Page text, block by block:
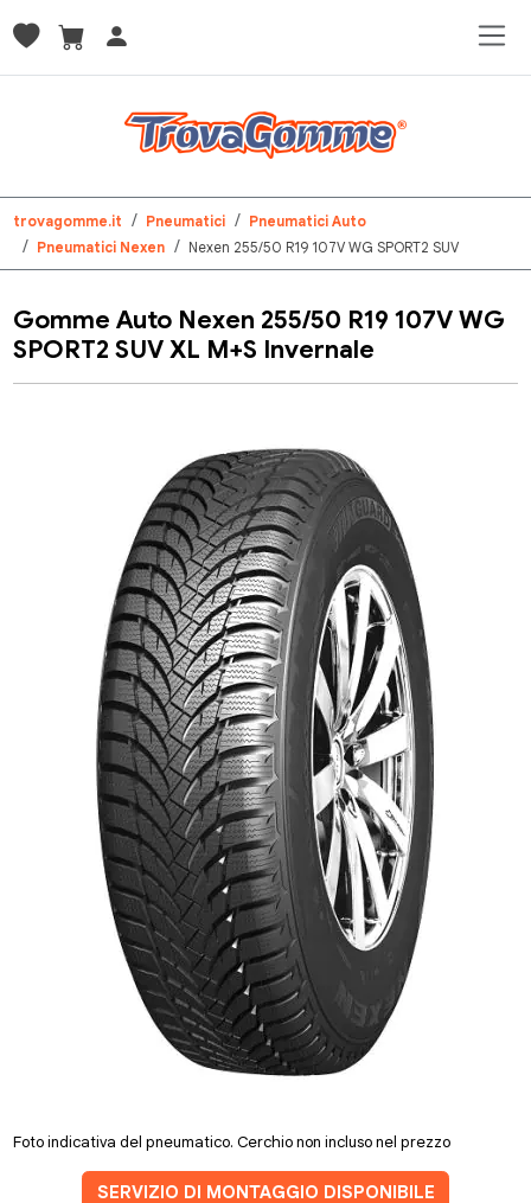
trovagomme.it Pneumatici
Pneumatici Auto
Pneumatici Nexen
Nexen 255/50 R19 107V WG SPORT2 SUV
Gomme Auto Nexen 255/50 R19 107V WG
SPORT2 SUV XL M+S Invernale
Foto indicativa del pneumatico. Cerchio non incluso nel prezzo
SERVIZIO DI MONTAGGIO DISPONIBILE